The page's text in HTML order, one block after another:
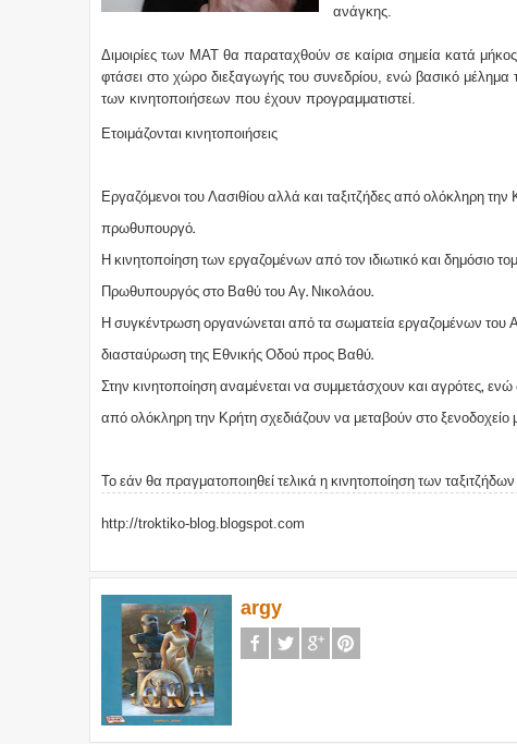
ανάγκης.
Διμοιρίες των ΜΑΤ θα παραταχθούν σε καίρια σημεία κατά
φτάσει στο χώρο διεξαγωγής του συνεδρίου, ενώ βασικό
των κινητοποιήσεων που έχουν προγραμματιστεί.
Ετοιμάζονται κινητοποιήσεις
Εργαζόμενοι του Λασιθίου αλλά και ταξιτζήδες από ολόκληρη
πρωθυπουργό.
Η κινητοποίηση των εργαζομένων από τον ιδιωτικό και δημόσιο
Πρωθυπουργός στο Βαθύ του Αγ. Νικολάου.
Η συγκέντρωση οργανώνεται από τα σωματεία εργαζομένων του
διασταύρωση της Εθνικής Οδού προς Βαθύ.
Στην κινητοποίηση αναμένεται να συμμετάσχουν και αγρότες,
από ολόκληρη την Κρήτη σχεδιάζουν να μεταβούν στο
Το εάν θα πραγματοποιηθεί τελικά η κινητοποίηση των
http://troktiko-blog.blogspot.com
argy